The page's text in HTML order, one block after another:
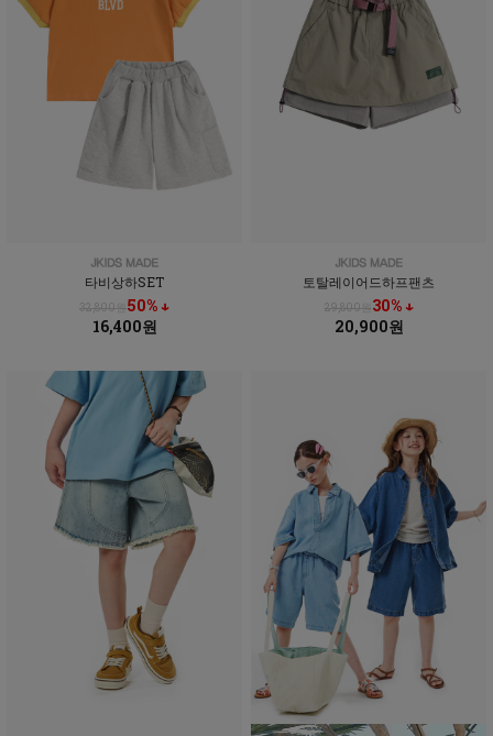
타비상하SET
32,800원50% ↓
16,400원
토탈레이어드하프팬츠
29,800원30% ↓
20,900원